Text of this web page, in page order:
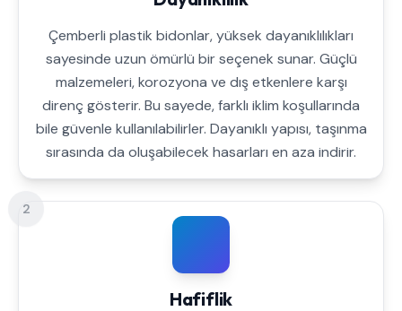
Çemberli plastik bidonlar, yüksek dayanıklılıkları
sayesinde uzun ömürlü bir seçenek sunar. Güçlü
malzemeleri, korozyona ve dış etkenlere karşı
direnç gösterir. Bu sayede, farklı iklim koşullarında
bile güvenle kullanılabilirler. Dayanıklı yapısı, taşınma
sırasında da oluşabilecek hasarları en aza indirir.
2
Hafiflik